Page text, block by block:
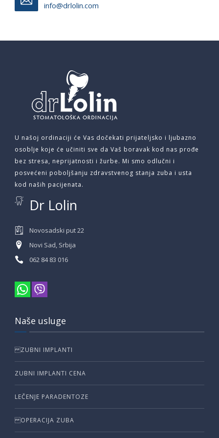
info@drlolin.com
U našoj ordinaciji će Vas dočekati prijateljsko i ljubazno
osoblje koje će učiniti sve da Vaš boravak kod nas prođe
bez stresa, neprijatnosti i žurbe. Mi smo odlučni i
posvećeni poboljšanju zdravstvenog stanja zuba i usta
kod naših pacijenata.
Dr Lolin
Novosadski put 22
Novi Sad, Srbija
062 84 83 016
Naše usluge
ZUBNI IMPLANTI
ZUBNI IMPLANTI CENA
LEČENJE PARADENTOZE
OPERACIJA ZUBA